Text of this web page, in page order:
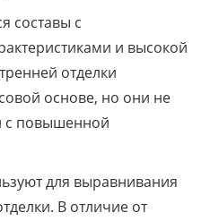
составы с
и высокой
отделки
основе, но они не
с повышенной
для выравнивания
В отличие от